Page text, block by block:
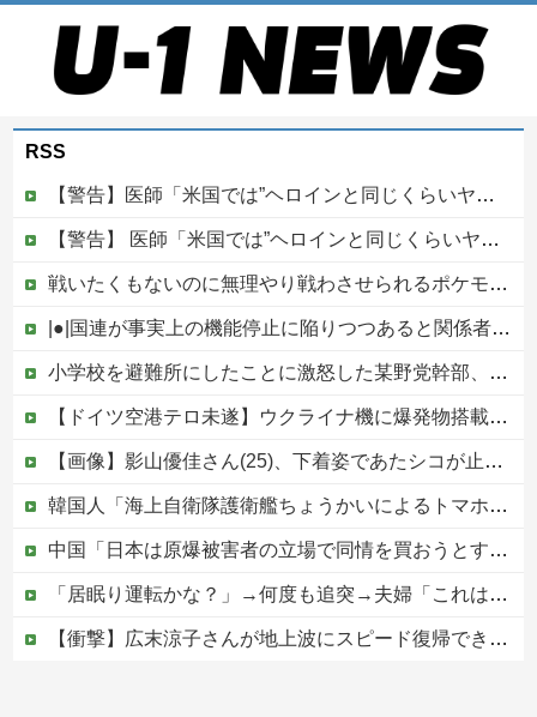
RSS
【警告】医師「米国では”ヘロインと同じくらいヤバい薬”が日本では平気で処方されてる」
【警告】 医師「米国では”ヘロインと同じくらいヤバい薬”が日本では平気で処方されてる」
戦いたくもないのに無理やり戦わさせられるポケモンが可哀想
|●|国連が事実上の機能停止に陥りつつあると関係者が告白、特に役に立たないくせに高給だけ毟り取った結果……
小学校を避難所にしたことに激怒した某野党幹部、僅か3文字で論破される偉業を達成してしまい……
【ドイツ空港テロ未遂】ウクライナ機に爆発物搭載ドローン接近→空港職員が蹴り落とす 偶然起爆せず最悪の事態回避「高性能C4搭載していた」他
【画像】影山優佳さん(25)、下着姿であたシコが止まらない
韓国人「海上自衛隊護衛艦ちょうかいによるトマホーク巡航ミサイルの実射試験に韓国人が衝撃！」→「着々と進む最新鋭の防衛装備‥」
中国「日本は原爆被害者の立場で同情を買おうとするのを止めろ」
「居眠り運転かな？」→何度も追突→夫婦「これは事故じゃない」と気付く…
【衝撃】広末涼子さんが地上波にスピード復帰できる理由←コレ、誰にも分からない模様w w w w w w w w